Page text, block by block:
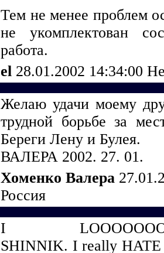
Тем не менее проблем
не укомплектован
работа.
el 28.01.2002 14:34:00
Желаю удачи моему
трудной борьбе за
Береги Лену и Булея.
ВАЛЕРА 2002. 27. 01.
Хоменко Валера
Россия
I
SHINNIK. I really HATE